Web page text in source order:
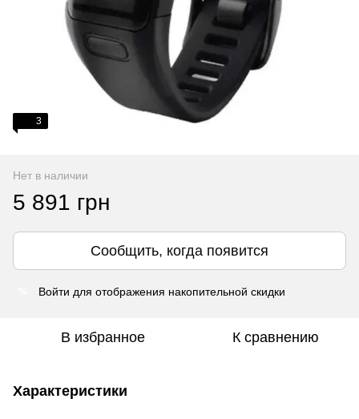
3
Нет в наличии
5 891 грн
Сообщить, когда появится
Войти для отображения накопительной скидки
В избранное К сравнению
Характеристики